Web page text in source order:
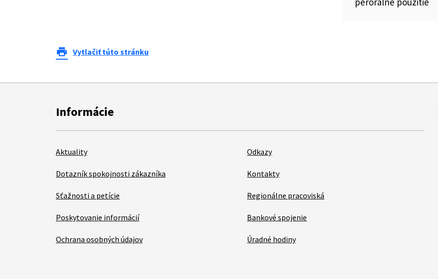
print Vytlačiť túto stránku
Informácie
Aktuality
Dotazník spokojnosti zákazníka
Sťažnosti a petície
Poskytovanie informácií
Ochrana osobných údajov
Odkazy
Kontakty
Regionálne pracoviská
Bankové spojenie
Úradné hodiny